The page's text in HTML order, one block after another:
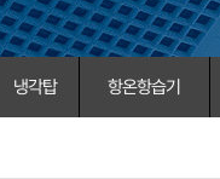
냉각탑 항온항습기